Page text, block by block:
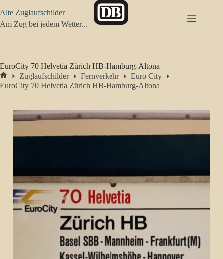
Inhalt
springen
Alte Zuglaufschilder
Am Zug bei jedem Wetter...
EuroCity 70 Helvetia Zürich HB-Hamburg-Altona
Start
Zuglaufschilder Fernverkehr
Euro City
EuroCity 70 Helvetia Zürich HB-Hamburg-Altona